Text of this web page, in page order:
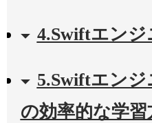
4.Swiftエン
5.Swiftエン
の効率的な学習